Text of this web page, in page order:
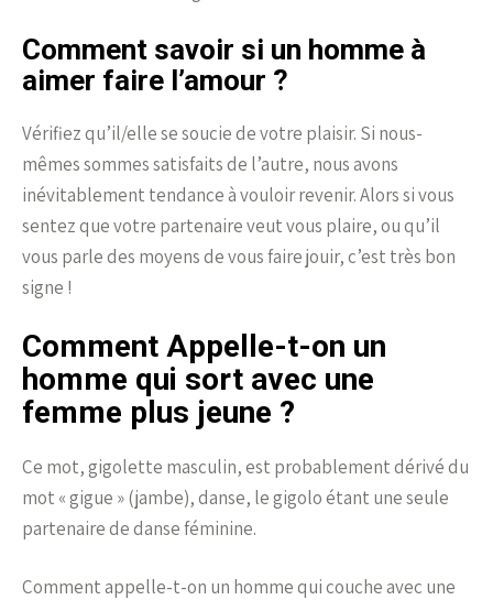
Comment savoir si un homme à
aimer faire l’amour ?
Vérifiez qu’il/elle se soucie de votre plaisir. Si nous-
mêmes sommes satisfaits de l’autre, nous avons
inévitablement tendance à vouloir revenir. Alors si vous
sentez que votre partenaire veut vous plaire, ou qu’il
vous parle des moyens de vous faire jouir, c’est très bon
signe !
Comment Appelle-t-on un
homme qui sort avec une
femme plus jeune ?
Ce mot, gigolette masculin, est probablement dérivé du
mot « gigue » (jambe), danse, le gigolo étant une seule
partenaire de danse féminine.
Comment appelle-t-on un homme qui couche avec une